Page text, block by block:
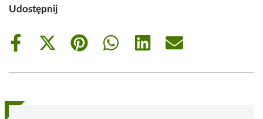
Udostępnij
Share
Share
(Twitter)
Share
Share
Share
Share